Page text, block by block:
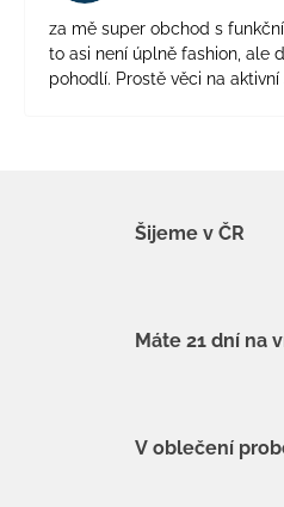
za mě super obchod s
to asi není úplně fashion, ale
pohodlí. Prostě věci na
Šijeme v ČR
Máte 21 dní na
V oblečení